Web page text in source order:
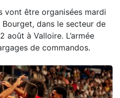
vont être organisées mardi
dans le secteur de
août à Valloire. L’armée
de commandos.